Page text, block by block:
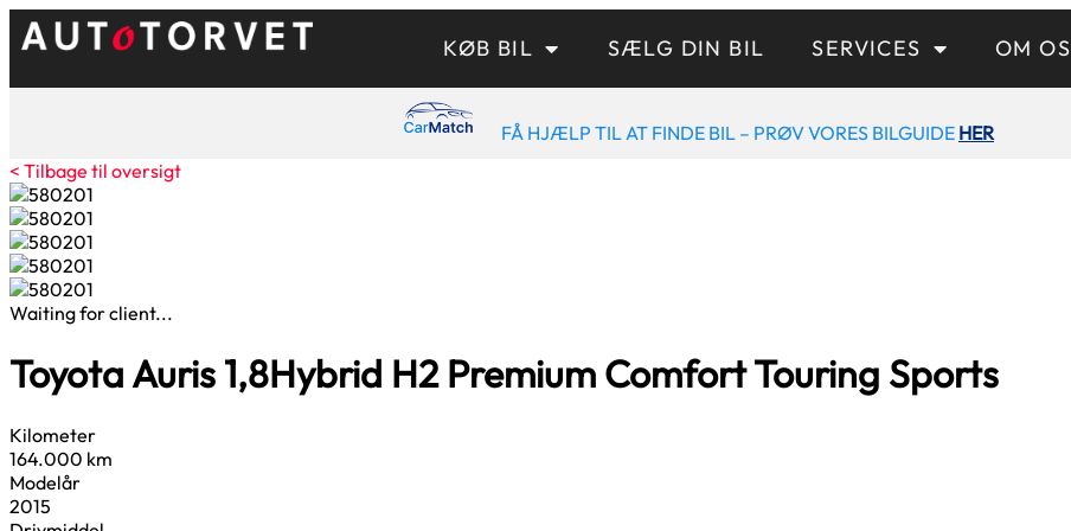
KØB BIL SÆLG DIN BIL SERVICES OM OS
FÅ HJÆLP TIL AT FINDE BIL – PRØV VORES BILGUIDE HER
< Tilbage til oversigt
Waiting for client...
Toyota Auris 1,8Hybrid H2 Premium Comfort Touring Sports
Kilometer
164.000 km
Modelår
2015